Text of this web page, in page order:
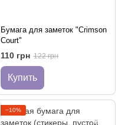
Бумага для заметок "Crimson
Court"
110 грн 122 грн
Купить
−10%